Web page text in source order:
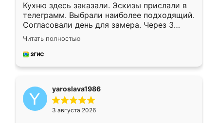
Кухню здесь заказали. Эскизы прислали в
телеграмм. Выбрали наиболее подходящий.
Согласовали день для замера. Через 3
недели кухня была уже готова. Остались
довольны работой. Спасибо Ренессанс
мебель за качественную работу!
Читать полностью
yaroslava1986
3 августа 2026